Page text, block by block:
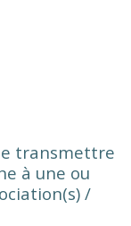
transmettre
à une ou
/